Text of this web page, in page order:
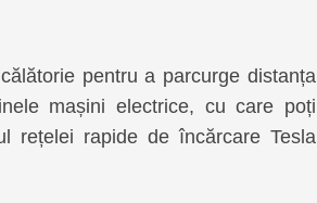
pentru a parcurge distanța
mașini electrice, cu care poți
rețelei rapide de încărcare Tesla